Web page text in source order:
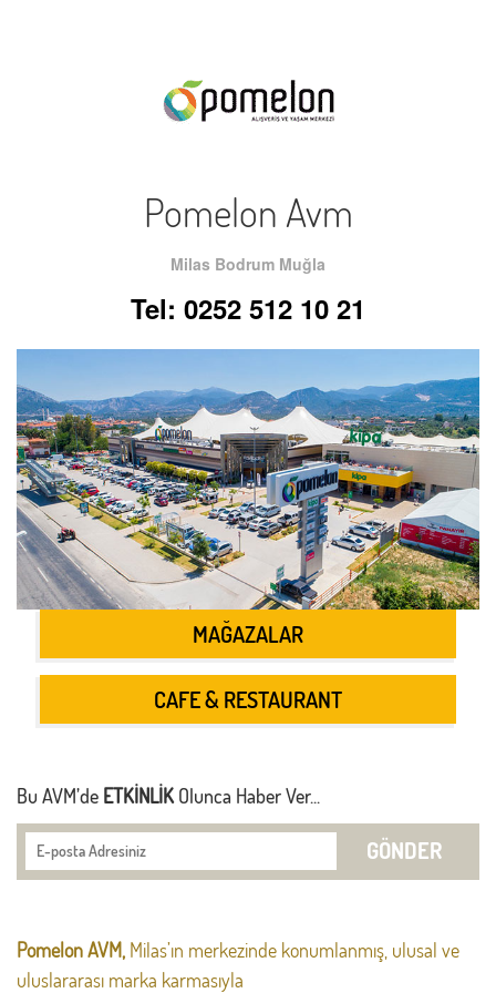
Pomelon Avm
Milas Bodrum Muğla
Tel: 0252 512 10 21
MAĞAZALAR
CAFE & RESTAURANT
Bu AVM’de ETKİNLİKOlunca Haber Ver...
GÖNDER
Pomelon AVM, Milas’ın merkezinde konumlanmış, ulusal ve
uluslararası marka karmasıyla